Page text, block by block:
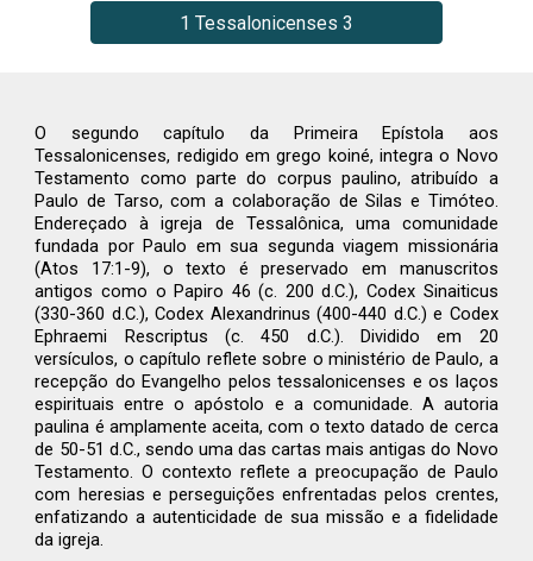
1 Tessalonicenses 3
O segundo capítulo da Primeira Epístola aos
Tessalonicenses, redigido em grego koiné, integra o Novo
Testamento como parte do corpus paulino, atribuído a
Paulo de Tarso, com a colaboração de Silas e Timóteo.
Endereçado à igreja de Tessalônica, uma comunidade
fundada por Paulo em sua segunda viagem missionária
(Atos 17:1-9), o texto é preservado em manuscritos
antigos como o Papiro 46 (c. 200 d.C.), Codex Sinaiticus
(330-360 d.C.), Codex Alexandrinus (400-440 d.C.) e Codex
Ephraemi Rescriptus (c. 450 d.C.). Dividido em 20
versículos, o capítulo reflete sobre o ministério de Paulo, a
recepção do Evangelho pelos tessalonicenses e os laços
espirituais entre o apóstolo e a comunidade. A autoria
paulina é amplamente aceita, com o texto datado de cerca
de 50-51 d.C., sendo uma das cartas mais antigas do Novo
Testamento. O contexto reflete a preocupação de Paulo
com heresias e perseguições enfrentadas pelos crentes,
enfatizando a autenticidade de sua missão e a fidelidade
da igreja.